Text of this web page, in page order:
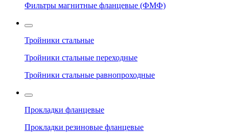
Фильтры магнитные фланцевые (ФМФ)
Тройники стальные
Тройники стальные переходные
Тройники стальные равнопроходные
Прокладки фланцевые
Прокладки резиновые фланцевые